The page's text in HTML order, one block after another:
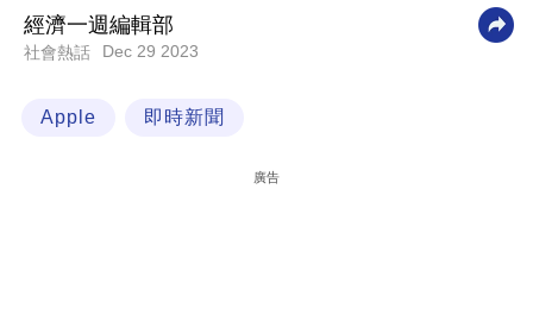
業
科
經濟一週編輯部
社會熱話 Dec 29 2023
Apple 即時新聞
廣告